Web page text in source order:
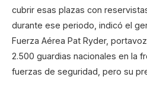
cubrir esas plazas con
durante ese periodo, indicó el
Fuerza Aérea Pat Ryder,
2.500 guardias nacionales en la
fuerzas de seguridad, pero su